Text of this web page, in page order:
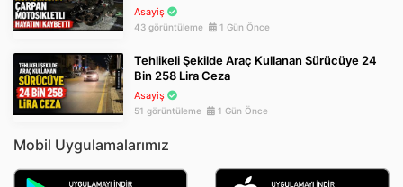
Asayiş
43 görüntüleme 1 Gün Önce
Tehlikeli Şekilde Araç Kullanan Sürücüye 24
Bin 258 Lira Ceza
Asayiş
51 görüntüleme 1 Gün Önce
Mobil Uygulamalarımız